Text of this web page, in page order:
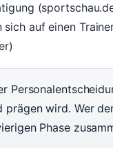
auf einen
prägen wird. Wer
Phase